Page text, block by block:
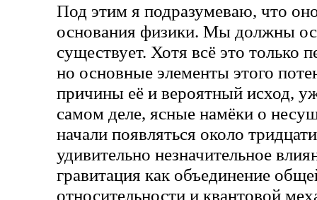
Под этим я подразумеваю, что
основания физики. Мы должны
существует. Хотя всё это только
но основные элементы этого
причины её и вероятный исход,
самом деле, ясные намёки о
начали появляться около
удивительно незначительное
гравитация как объединение
относительности и квантовой